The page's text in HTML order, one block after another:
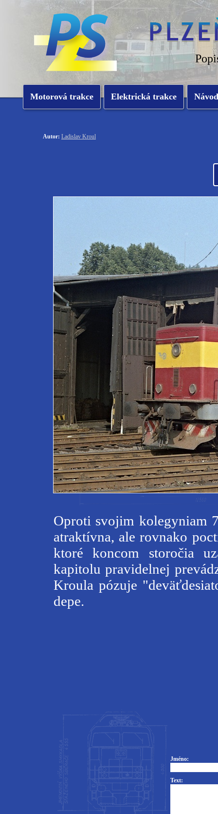
Motorová trakce Elektrická trakce
Autor: Ladislav Kroul
Oproti svojim kolegyniam
atraktívna, ale rovnako
ktoré koncom storočia
kapitolu pravidelnej
Kroula pózuje
depe.
Jméno:
Text: